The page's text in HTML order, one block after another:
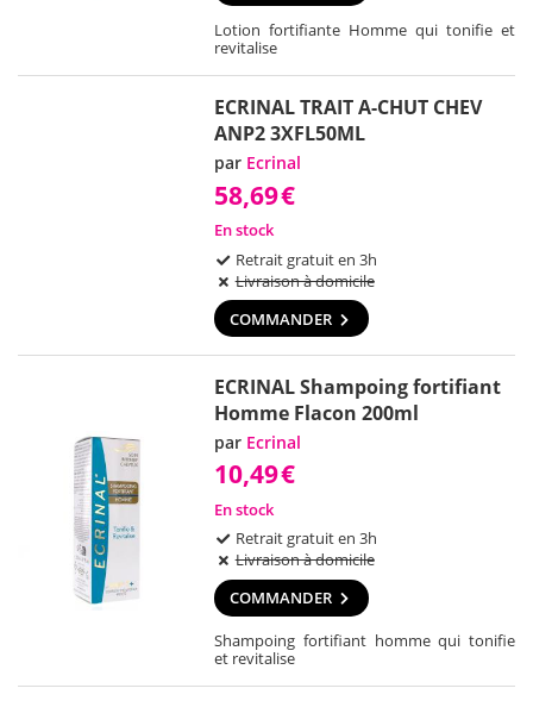
Lotion fortifiante Homme qui tonifie et
revitalise
ECRINAL TRAIT A-CHUT CHEV
ANP2 3XFL50ML
par Ecrinal
58,69€
En stock
Retrait gratuit en 3h
Livraison à domicile
COMMANDER
ECRINAL Shampoing fortifiant
Homme Flacon 200ml
par Ecrinal
10,49€
En stock
Retrait gratuit en 3h
Livraison à domicile
COMMANDER
Shampoing fortifiant homme qui tonifie
et revitalise